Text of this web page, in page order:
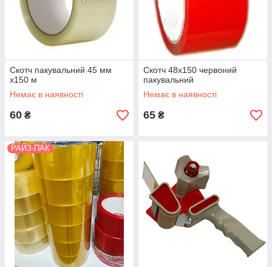
Скотч пакувальний 45 мм
х150 м
Немає в наявності
60 ₴
Скотч 48х150 червоний
пакувальний
Немає в наявності
65 ₴
РАЙЗ-ПАК